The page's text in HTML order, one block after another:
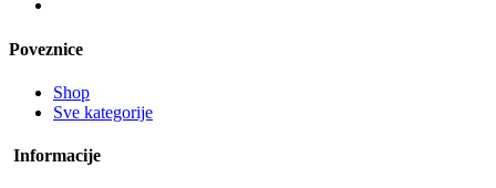
Poveznice
Shop
Sve kategorije
Informacije